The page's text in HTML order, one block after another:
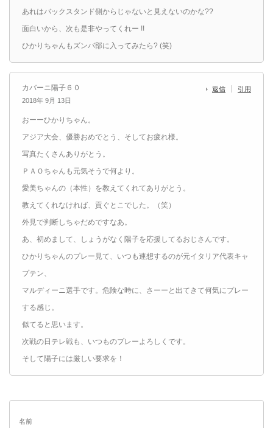
あれはバックスタンド側からじゃないと見えないのかな??
面白いから、次も是非やってくれー !!
ひかりちゃんもズンバ部に入ってみたら? (笑)
カバーニ陽子６０
2018年 9月 13日
返信 引用
おーーひかりちゃん。
アジア大会、優勝おめでとう、そしてお疲れ様。
写真たくさんありがとう。
ＰＡＯちゃんも元気そうで何より。
愛美ちゃんの（本性）を教えてくれてありがとう。
教えてくれなければ、貢ぐとこでした。（笑）
外見で判断しちゃだめですなあ。
あ、初めまして、しょうがなく陽子を応援してるおじさんです。
ひかりちゃんのプレー見て、いつも連想するのが元イタリア代表キャ
プテン、
マルディーニ選手です。危険な時に、さーーと出てきて何気にプレー
する感じ。
似てると思います。
次戦の日テレ戦も、いつものプレーよろしくです。
そして陽子には厳しい要求を！
名前